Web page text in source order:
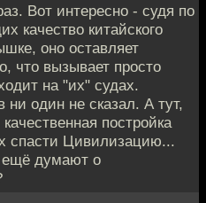
Вот интересно - судя по
качество китайского
оно оставляет
что вызывает просто
на "их" судах.
один не сказал. А тут,
постройка
спасти Цивилизацию...
ещё думают о